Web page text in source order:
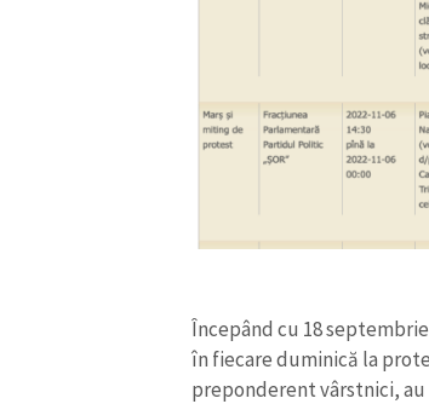
Începând cu 18
în fiecare duminică la
preponderent vârstnici,